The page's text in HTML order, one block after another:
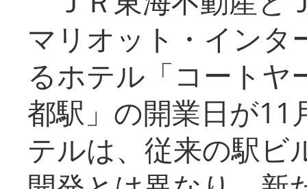
マリオット・インタ
るホテル「コートヤ
都駅」の開業日が11
テルは、従来の駅ビ